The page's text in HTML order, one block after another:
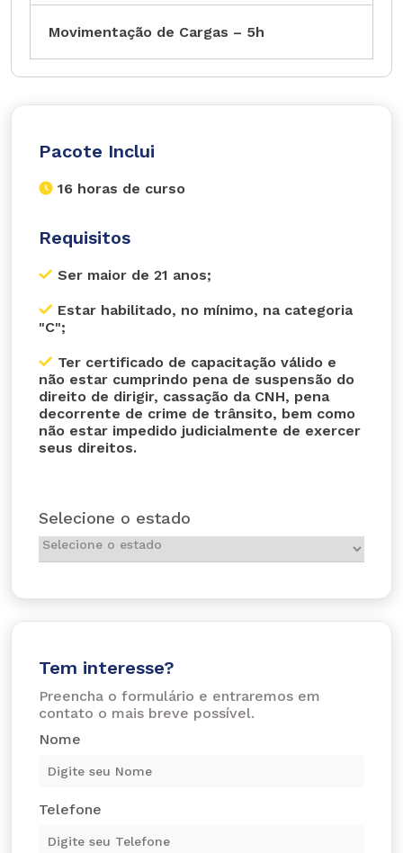
Movimentação de Cargas – 5h
Pacote Inclui
16 horas de curso
Requisitos
Ser maior de 21 anos;
Estar habilitado, no mínimo, na categoria
"C";
Ter certificado de capacitação válido e
não estar cumprindo pena de suspensão do
direito de dirigir, cassação da CNH, pena
decorrente de crime de trânsito, bem como
não estar impedido judicialmente de exercer
seus direitos.
Selecione o estado
Tem interesse?
Preencha o formulário e entraremos em
contato o mais breve possível.
Nome
Telefone